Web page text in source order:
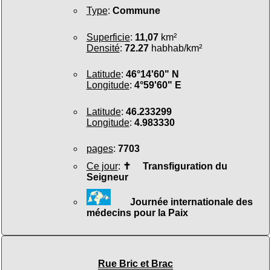
Type: Commune
Superficie: 11,07km²
Densité: 72.27habhab/km²
Latitude: 46°14'60" N
Longitude: 4°59'60" E
Latitude: 46.233299
Longitude: 4.983330
pages: 7703
Ce jour: ✝ Transfiguration du
Seigneur
Journée internationale des
médecins pour la Paix
Rue Bric et Brac